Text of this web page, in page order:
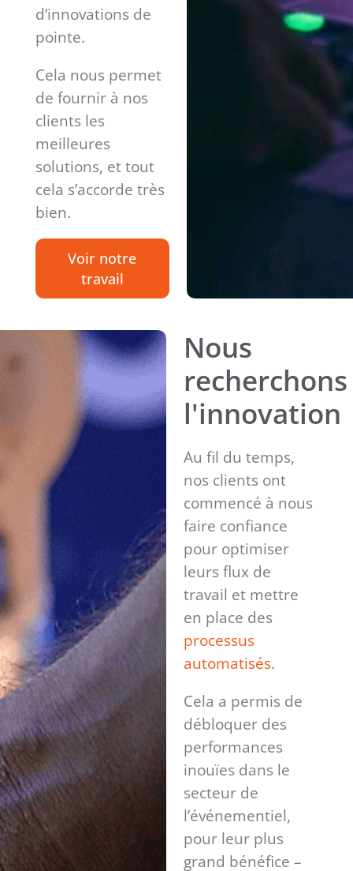
d’innovations de
pointe.
Cela nous permet
de fournir à nos
clients les
meilleures
solutions, et tout
cela s’accorde très
bien.
Voir notre
travail
Nous
recherchons
l'innovation
Au fil du temps,
nos clients ont
commencé à nous
faire confiance
pour optimiser
leurs flux de
travail et mettre
en place des
processus
automatisés.
Cela a permis de
débloquer des
performances
inouïes dans le
secteur de
l’événementiel,
pour leur plus
grand bénéfice –